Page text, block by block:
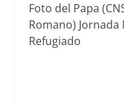
Foto del Papa
Romano)
Refugiado